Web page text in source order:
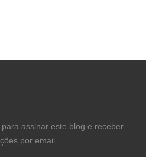
assinar este blog e receber
por email.